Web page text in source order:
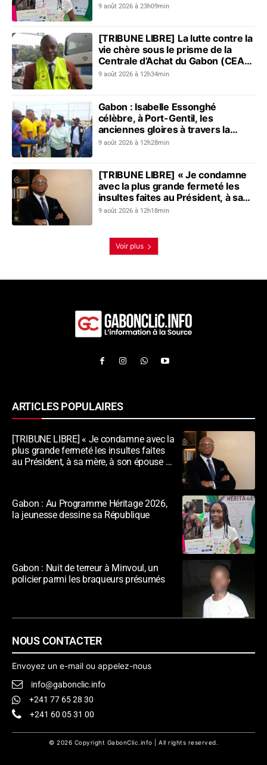
9 août 2026 à 23h09min
[TRIBUNE LIBRE] La lutte contre la
vie chère sous le prisme de la
Centrale d’Achat du Gabon (CEAG)
: le constat du Réseau pour...
9 août 2026 à 12h34min
Gabon : Isabelle Essonghé
célèbre, à Port-Gentil, les
anciennes gloires à travers la
première édition du Tournoi des
9 août 2026 à 12h28min
[TRIBUNE LIBRE] « Je condamne
avec la plus grande fermeté les
insultes faites au Président, à sa
mère, à son épouse et au peuple
9 août 2026 à 12h18min
Voir plus
ARTICLES POPULAIRES
[TRIBUNE LIBRE] « Je condamne avec la
plus grande fermeté les insultes faites
au Président, à sa mère, à son épouse et
Gabon : Au Programme Héritage 2026,
la jeunesse dessine sa République
Gabon : Nuit de terreur à Minvoul, un
policier parmi les braqueurs présumés
NOUS CONTACTER
Envoyez un e-mail ou appelez-nous
info@gabonclic.info
+241 77 65 28 30
+241 60 05 31 00
© 2026 Copyright GabonClic.info | All rights reserved.